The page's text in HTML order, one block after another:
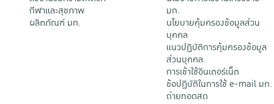
กีฬาและสุขภาพ
ผลิตภัณฑ์ มก.
มก.
นโยบายคุ้มครองข้อมูลส่วน
บุคคล
แนวปฏิบัติการคุ้มครองข้อมูล
ส่วนบุคคล
การเข้าใช้อินเตอร์เน็ต
ข้อปฏิบัติในการใช้ e-mail มก.
ถ่ายทอดสด